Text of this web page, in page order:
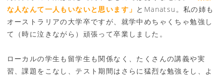
な人なんて一人もいないと思います」 とManatsu。私の姉も
オーストラリアの大学卒ですが、就学中めちゃくちゃ勉強し
て（時に泣きながら）頑張って卒業しました。
ローカルの学生も留学生も関係なく、たくさんの講義や実
習、課題をこなし、テスト期間はさらに猛烈な勉強をし、よ